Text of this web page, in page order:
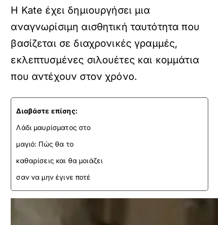
Η Kate έχει δημιουργήσει μια
αναγνωρίσιμη αισθητική ταυτότητα που
βασίζεται σε διαχρονικές γραμμές,
εκλεπτυσμένες σιλουέτες και κομμάτια
που αντέχουν στον χρόνο.
Διαβάστε επίσης:
Λάδι μαυρίσματος στο
μαγιό: Πώς θα το
καθαρίσεις και θα μοιάζει
σαν να μην έγινε ποτέ